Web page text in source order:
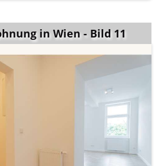
in Wien - Bild 11